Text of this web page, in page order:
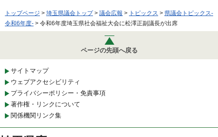
トップページ > 埼玉県議会トップ> 議会広報 > トピックス > 県議会トピックス-
令和6年度- > 令和6年度埼玉県社会福祉大会に松澤正副議長が出席
ページの先頭へ戻る
サイトマップ
ウェブアクセシビリティ
プライバシーポリシー・免責事項
著作権・リンクについて
関係機関リンク集